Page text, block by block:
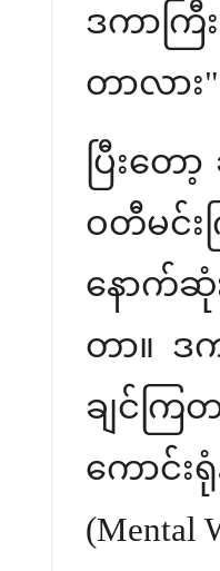
ဒကာက
တာလာ
ပြီးတ
ဝတီမင်
နောက်ဆုံ
တာ။ ဒ
ချင်က
ကောင်း